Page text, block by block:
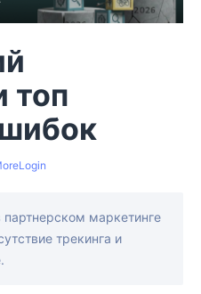
топ
маркетинге
трекинга и